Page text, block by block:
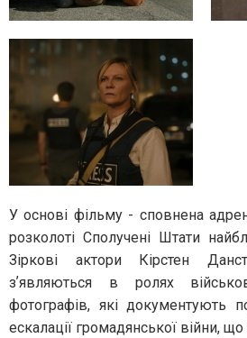
У основі фільму - сповнена
розколоті Сполучені Штати
Зіркові актори Кірстен
зʼявляються в ролях
фотографів, які документують
ескалації громадянської війни,